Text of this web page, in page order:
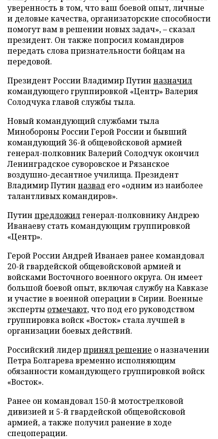
уверенность в том, что ваш боевой опыт, личные
и деловые качества, организаторские способности
помогут вам в решении новых задач», – сказал
президент. Он также попросил командиров
передать слова признательности бойцам на
передовой.
Президент России Владимир Путин назначил
командующего группировкой «Центр» Валерия
Солодчука главой службы тыла.
Новый командующий службами тыла
Минобороны России Герой России и бывший
командующий 36-й общевойсковой армией
генерал-полковник Валерий Солодчук окончил
Ленинградское суворовское и Рязанское
воздушно-десантное училища. Президент
Владимир Путин назвал его «одним из наиболее
талантливых командиров».
Путин предложилгенерал-полковнику Андрею
Иванаеву стать командующим группировкой
«Центр».
Герой России Андрей Иванаев ранее командовал
20-й гвардейской общевойсковой армией и
войсками Восточного военного округа. Он имеет
большой боевой опыт, включая службу на Кавказе
и участие в военной операции в Сирии. Военные
эксперты отмечают, что под его руководством
группировка войск «Восток» стала лучшей в
организации боевых действий.
Российский лидерпринял решение о назначении
Петра Болгарева временно исполняющим
обязанности командующего группировкой войск
«Восток».
Ранее он командовал 150-й мотострелковой
дивизией и 5-й гвардейской общевойсковой
армией, а также получил ранение в ходе
спецоперации.